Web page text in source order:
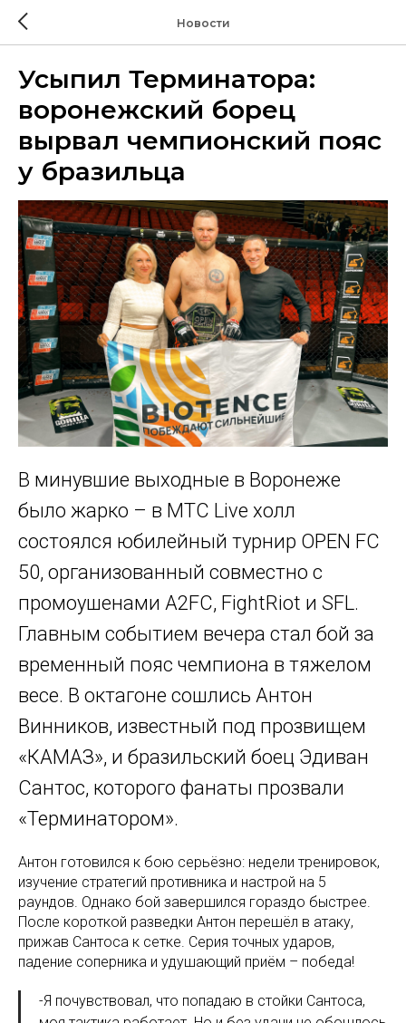
Новости
Усыпил Терминатора:
воронежский борец
вырвал чемпионский пояс
у бразильца
В минувшие выходные в Воронеже
было жарко – в МТС Live холл
состоялся юбилейный турнир OPEN FC
50, организованный совместно с
промоушенами A2FC, FightRiot и SFL.
Главным событием вечера стал бой за
временный пояс чемпиона в тяжелом
весе. В октагоне сошлись Антон
Винников, известный под прозвищем
«КАМАЗ», и бразильский боец Эдиван
Сантос, которого фанаты прозвали
«Терминатором».
Антон готовился к бою серьёзно: недели тренировок,
изучение стратегий противника и настрой на 5
раундов. Однако бой завершился гораздо быстрее.
После короткой разведки Антон перешёл в атаку,
прижав Сантоса к сетке. Серия точных ударов,
падение соперника и удушающий приём – победа!
-Я почувствовал, что попадаю в стойки Сантоса,